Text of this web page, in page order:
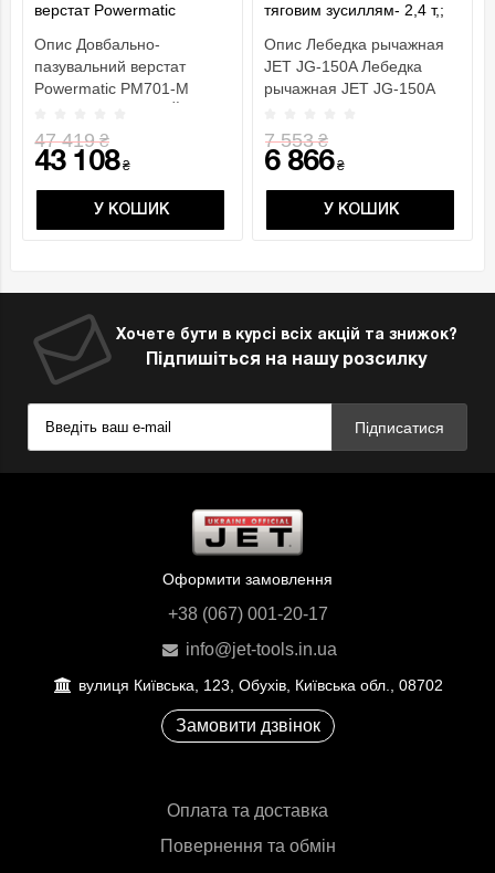
верстат Powermatic
Опис Довбально-
пазувальний верстат
Powermatic PM701-M
механізм по..
47 419₴
43 108₴
У КОШИК
тяговим зусиллям- 2,4 т,;
габар. розм.- 545х 260х
90мм
Опис Лебедка рычажная
JET JG-150A Лебедка
рычажная JET JG-150A
мощн..
7 553₴
6 866₴
У КОШИК
Хочете бути в курсі всіх акцій та знижок?
Підпишіться на нашу розсилку
Підписатися
Оформити замовлення
+38 (067) 001-20-17
info@jet-tools.in.ua
вулиця Київська, 123, Обухів, Київська обл., 08702
Замовити дзвінок
Оплата та доставка
Повернення та обмін